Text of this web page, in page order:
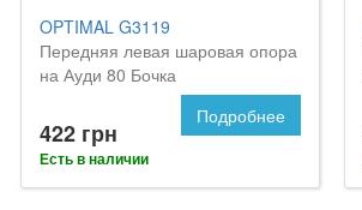
OPTIMAL G3119
Передняя левая шаровая опора
на Ауди 80 Бочка
422 грн
Есть в наличии
Подробнее